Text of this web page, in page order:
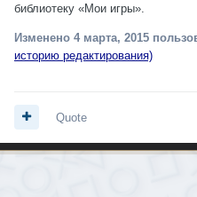
библиотеку «Мои игры».
Изменено 4 марта, 2015
историю редактирования)
Quote